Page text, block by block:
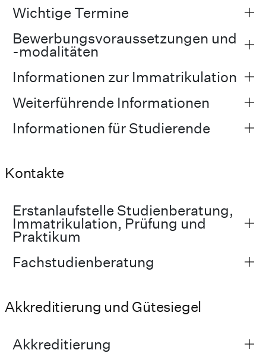
Wichtige Termine
Bewerbungsvoraussetzungen und
-modalitäten
Informationen zur Immatrikulation
Weiterführende Informationen
Informationen für Studierende
Kontakte
Erstanlaufstelle Studienberatung,
Immatrikulation, Prüfung und
Praktikum
Fachstudienberatung
Akkreditierung und Gütesiegel
Akkreditierung